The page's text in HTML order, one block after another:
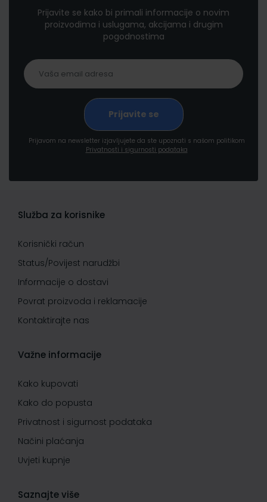
Prijavite se kako bi primali informacije o novim
proizvodima i uslugama, akcijama i drugim
pogodnostima
Prijavom na newsletter izjavljujete da ste upoznati s našom politikom
Privatnosti i sigurnosti podataka
Služba za korisnike
Korisnički račun
Status/Povijest narudžbi
Informacije o dostavi
Povrat proizvoda i reklamacije
Kontaktirajte nas
Važne informacije
Kako kupovati
Kako do popusta
Privatnost i sigurnost podataka
Načini plaćanja
Uvjeti kupnje
Saznajte više